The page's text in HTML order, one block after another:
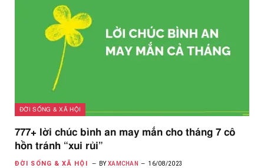
ĐỜI SỐNG & XÃ HỘI
777+ lời chúc bình an may mắn cho tháng 7 cô
hồn tránh “xui rủi”
ĐỜI SỐNG & XÃ HỘI BY XAMCHAN 16/08/2023